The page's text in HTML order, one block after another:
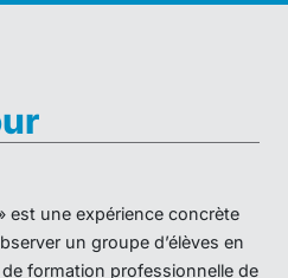
est une expérience concrète
un groupe d’élèves en
formation professionnelle de